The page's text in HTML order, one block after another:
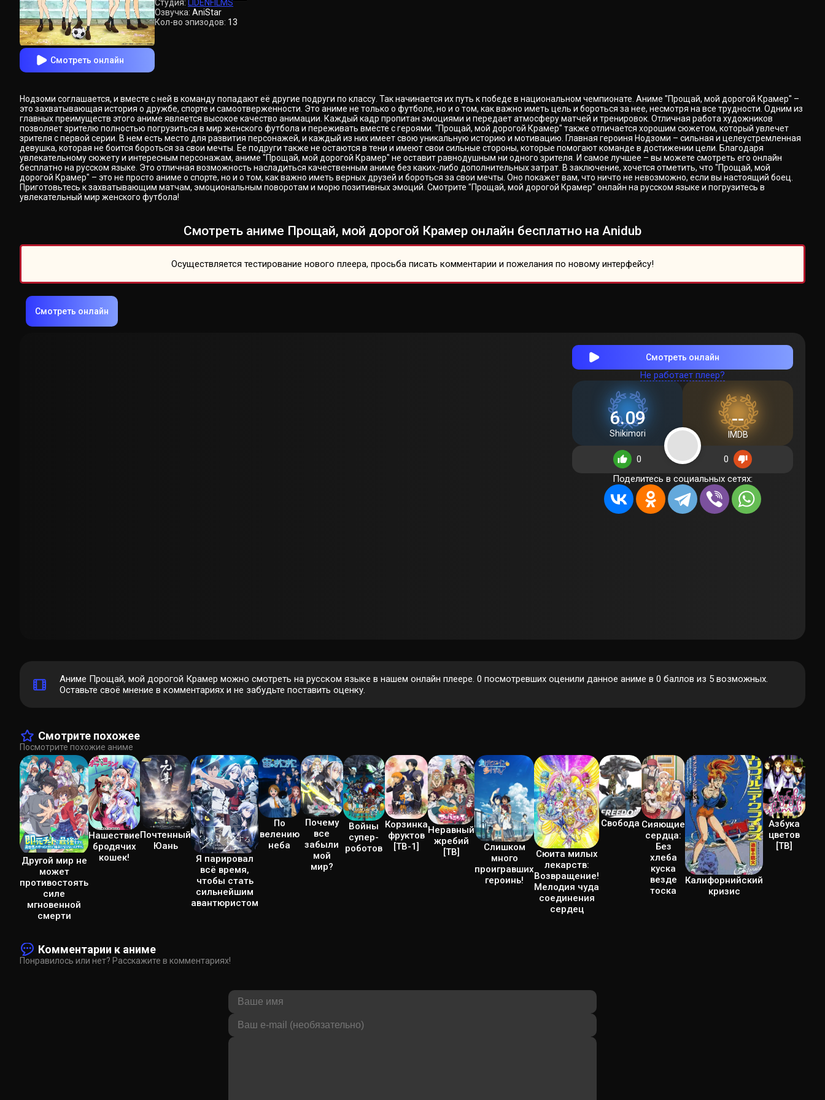
Смотреть онлайн
Студия: LIDENFILMS
Озвучка: AniStar
Кол-во эпизодов: 13
Нодзоми соглашается, и вместе с ней в команду попадают её другие подруги по классу. Так начинается их путь к победе в национальном чемпионате. Аниме "Прощай, мой дорогой Крамер" –
это захватывающая история о дружбе, спорте и самоотверженности. Это аниме не только о футболе, но и о том, как важно иметь цель и бороться за нее, несмотря на все трудности. Одним из
главных преимуществ этого аниме является высокое качество анимации. Каждый кадр пропитан эмоциями и передает атмосферу матчей и тренировок. Отличная работа художников
позволяет зрителю полностью погрузиться в мир женского футбола и переживать вместе с героями. "Прощай, мой дорогой Крамер" также отличается хорошим сюжетом, который увлечет
зрителя с первой серии. В нем есть место для развития персонажей, и каждый из них имеет свою уникальную историю и мотивацию. Главная героиня Нодзоми – сильная и целеустремленная
девушка, которая не боится бороться за свои мечты. Ее подруги также не остаются в тени и имеют свои сильные стороны, которые помогают команде в достижении цели. Благодаря
увлекательному сюжету и интересным персонажам, аниме "Прощай, мой дорогой Крамер" не оставит равнодушным ни одного зрителя. И самое лучшее – вы можете смотреть его онлайн
бесплатно на русском языке. Это отличная возможность насладиться качественным аниме без каких-либо дополнительных затрат. В заключение, хочется отметить, что "Прощай, мой
дорогой Крамер" – это не просто аниме о спорте, но и о том, как важно иметь верных друзей и бороться за свои мечты. Оно покажет вам, что ничто не невозможно, если вы настоящий боец.
Приготовьтесь к захватывающим матчам, эмоциональным поворотам и морю позитивных эмоций. Смотрите "Прощай, мой дорогой Крамер" онлайн на русском языке и погрузитесь в
увлекательный мир женского футбола!
Смотреть аниме Прощай, мой дорогой Крамер онлайн бесплатно на Anidub
Осуществляется тестирование нового плеера, просьба писать комментарии и пожелания по новому интерфейсу!
Смотреть онлайн
Смотреть онлайн
Не работает плеер?
6.09
Shikimori
--
IMDB
0
0
Поделитесь в социальных сетях:
Аниме Прощай, мой дорогой Крамер можно смотреть на русском языке в нашем онлайн плеере. 0 посмотревших оценили данное аниме в 0 баллов из 5 возможных.
Оставьте своё мнение в комментариях и не забудьте поставить оценку.
Смотрите похожее
Посмотрите похожие аниме
Другой мир не
может
противостоять
силе
мгновенной
смерти
Нашествие
бродячих
кошек!
Почтенный
Юань
Я парировал
всё время,
чтобы стать
сильнейшим
авантюристом
По
велению
неба
Почему
все
забыли
мой
мир?
Войны
супер-
роботов
Корзинка
фруктов
[ТВ-1]
Неравный
жребий
[ТВ]
Слишком
много
проигравших
героинь!
Сюита милых
лекарств:
Возвращение!
Мелодия чуда
соединения
сердец
Свобода Сияющие
сердца:
Без
хлеба
куска
везде
тоска
Калифорнийский
кризис
Азбука
цветов
[ТВ]
Комментарии к аниме
Понравилось или нет? Расскажите в комментариях!